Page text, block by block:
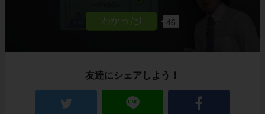
46
友達にシェアしよう！